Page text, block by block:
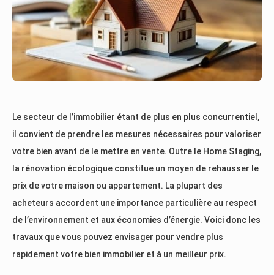
Le secteur de l’immobilier étant de plus en plus concurrentiel,
il convient de prendre les mesures nécessaires pour valoriser
votre bien avant de le mettre en vente. Outre le Home Staging,
la rénovation écologique constitue un moyen de rehausser le
prix de votre maison ou appartement. La plupart des
acheteurs accordent une importance particulière au respect
de l’environnement et aux économies d’énergie. Voici donc les
travaux que vous pouvez envisager pour vendre plus
rapidement votre bien immobilier et à un meilleur prix.